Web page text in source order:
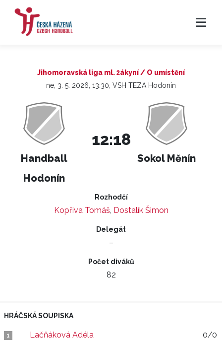
Jihomoravská liga ml. žákyní / O umístění
ne, 3. 5. 2026, 13:30, VSH TEZA Hodonín
Handball
Hodonín
12:18
Sokol Měnín
Rozhodčí
Kopřiva Tomáš, Dostalík Šimon
Delegát
–
Počet diváků
82
HRÁČSKÁ SOUPISKA
1 Lačňáková Adéla 0/0